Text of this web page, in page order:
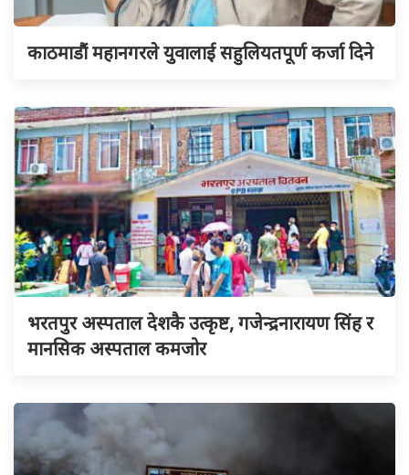
काठमाडौं महानगरले युवालाई सहुलियतपूर्ण कर्जा दिने
भरतपुर अस्पताल देशकै उत्कृष्ट, गजेन्द्रनारायण सिंह र
मानसिक अस्पताल कमजोर